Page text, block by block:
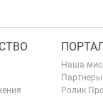
Наша
Партнеры
Ролик